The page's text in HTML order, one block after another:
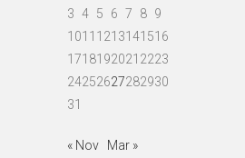
3 4 5 6 7 8 9
1011 1213141516
1718192021 2223
24252627282930
31
« Nov Mar »